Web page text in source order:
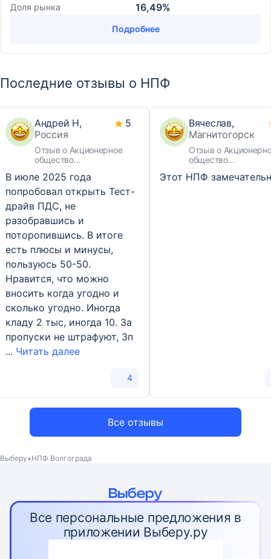
Доля рынка 16,49%
Подробнее
Последние отзывы о НПФ
Все отзывы
Андрей Н,
Россия
Отзыв о Акционерное
общество
пенсионный фонд «ВТБ
«Пенсионный фонд»
5
В июле 2025 года
попробовал открыть Тест-
драйв ПДС, не
разобравшись и
поторопившись. В итоге
есть плюсы и минусы,
пользуюсь 50-50.
Нравится, что можно
вносить когда угодно и
сколько угодно. Иногда
кладу 2 тыс, иногда 10. За
пропуски не штрафуют, Зп
... Читать далее
4
Вячеслав,
Магнитогорск
Отзыв о
общество
пенсионный фонд
Этот НПФ
Выберу НПФ Волгограда
Все персональные предложения в
приложении Выберу.ру